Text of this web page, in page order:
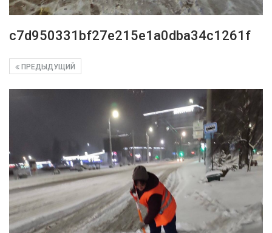
c7d950331bf27e215e1a0dba34c1261f
ПРЕДЫДУЩИЙ